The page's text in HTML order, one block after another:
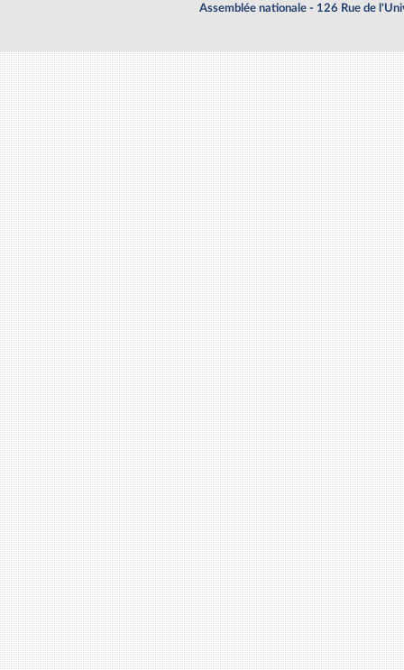
Assemblée nationale - 126 Rue de